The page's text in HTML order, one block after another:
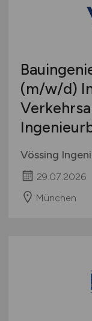
(m/w/d)
Vössing
29.07.2026
München